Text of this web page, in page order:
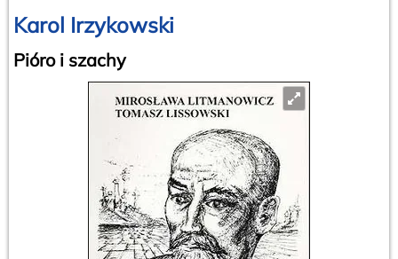
Karol Irzykowski
Pióro i szachy